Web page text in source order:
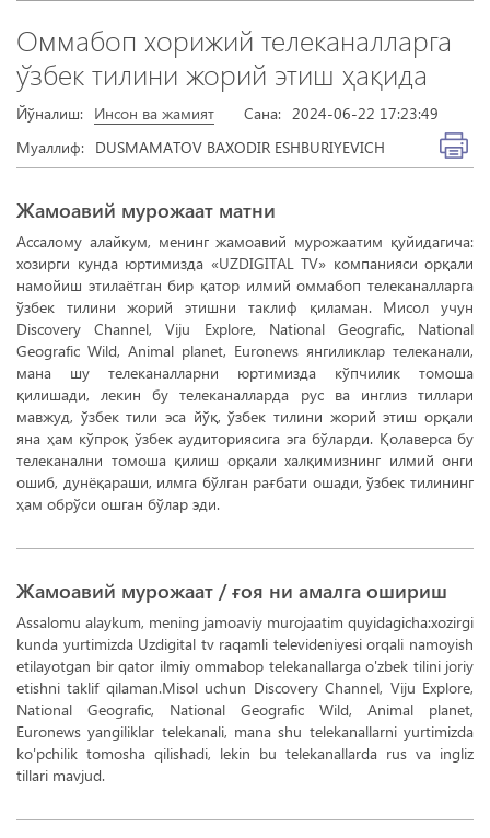
Оммабоп хорижий телеканалларга
ўзбек тилини жорий этиш ҳақида
Йўналиш: Инсон ва жамият Сана: 2024-06-22 17:23:49
Муаллиф: DUSMAMATOV BAXODIR ESHBURIYEVICH
Жамоавий мурожаат матни
Ассалому алайкум, менинг жамоавий мурожаатим қуйидагича:
хозирги кунда юртимизда «UZDIGITAL TV» компанияси орқали
намойиш этилаётган бир қатор илмий оммабоп телеканалларга
ўзбек тилини жорий этишни таклиф қиламан. Мисол учун
Discovery Channel, Viju Explore, National Geografic, National
Geografic Wild, Animal planet, Euronews янгиликлар телеканали,
мана шу телеканалларни юртимизда кўпчилик томоша
қилишади, лекин бу телеканалларда рус ва инглиз тиллари
мавжуд, ўзбек тили эса йўқ, ўзбек тилини жорий этиш орқали
яна ҳам кўпроқ ўзбек аудиториясига эга бўларди. Қолаверса бу
телеканални томоша қилиш орқали халқимизнинг илмий онги
ошиб, дунёқараши, илмга бўлган рағбати ошади, ўзбек тилининг
ҳам обрўси ошган бўлар эди.
Жамоавий мурожаат / ғоя ни амалга ошириш
Assalomu alaykum, mening jamoaviy murojaatim quyidagicha:xozirgi
kunda yurtimizda Uzdigital tv raqamli televideniyesi orqali namoyish
etilayotgan bir qator ilmiy ommabop telekanallarga o'zbek tilini joriy
etishni taklif qilaman.Misol uchun Discovery Channel, Viju Explore,
National Geografic, National Geografic Wild, Animal planet,
Euronews yangiliklar telekanali, mana shu telekanallarni yurtimizda
ko'pchilik tomosha qilishadi, lekin bu telekanallarda rus va ingliz
tillari mavjud.